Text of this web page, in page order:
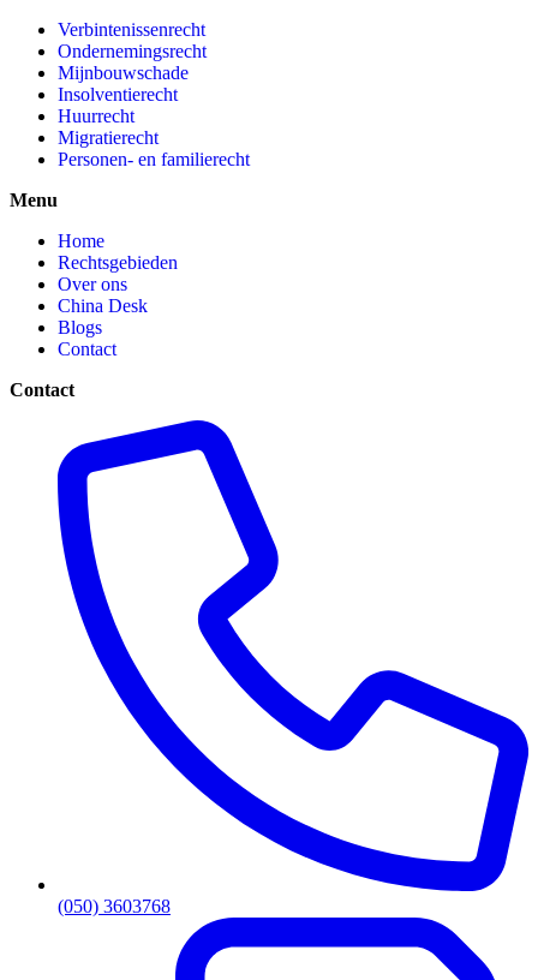
Verbintenissenrecht
Ondernemingsrecht
Mijnbouwschade
Insolventierecht
Huurrecht
Migratierecht
Personen- en familierecht
Menu
Home
Rechtsgebieden
Over ons
China Desk
Blogs
Contact
Contact
(050) 3603768